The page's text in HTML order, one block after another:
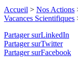
Accueil > Nos Actions
Vacances Scientifiques
Partager surLinkedIn
Partager surTwitter
Partager surFacebook